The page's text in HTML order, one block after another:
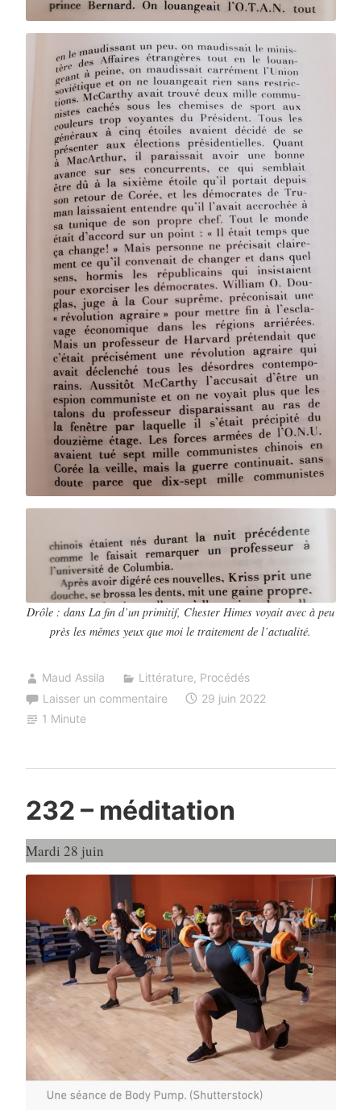
Drôle : dans La fin d’un primitif, Chester Himes voyait avec à peu
près les mêmes yeux que moi le traitement de l’actualité.
Maud Assila Littérature, Procédés
Laisser un commentaire
29 juin 2022
1 Minute
232 – méditation
Mardi 28 juin